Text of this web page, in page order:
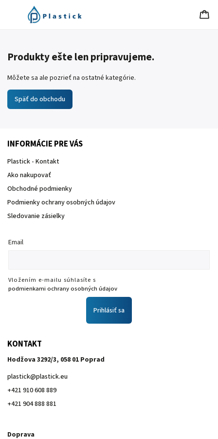
Produkty ešte len pripravujeme.
Môžete sa ale pozrieť na ostatné kategórie.
Späť do obchodu
INFORMÁCIE PRE VÁS
Plastick - Kontakt
Ako nakupovať
Obchodné podmienky
Podmienky ochrany osobných údajov
Sledovanie zásielky
Email
Vložením e-mailu súhlasíte s
podmienkami ochrany osobných údajov
Prihlásiť sa
KONTAKT
Hodžova 3292/3, 058 01 Poprad
plastick@plastick.eu
+421 910 608 889
+421 904 888 881
Doprava